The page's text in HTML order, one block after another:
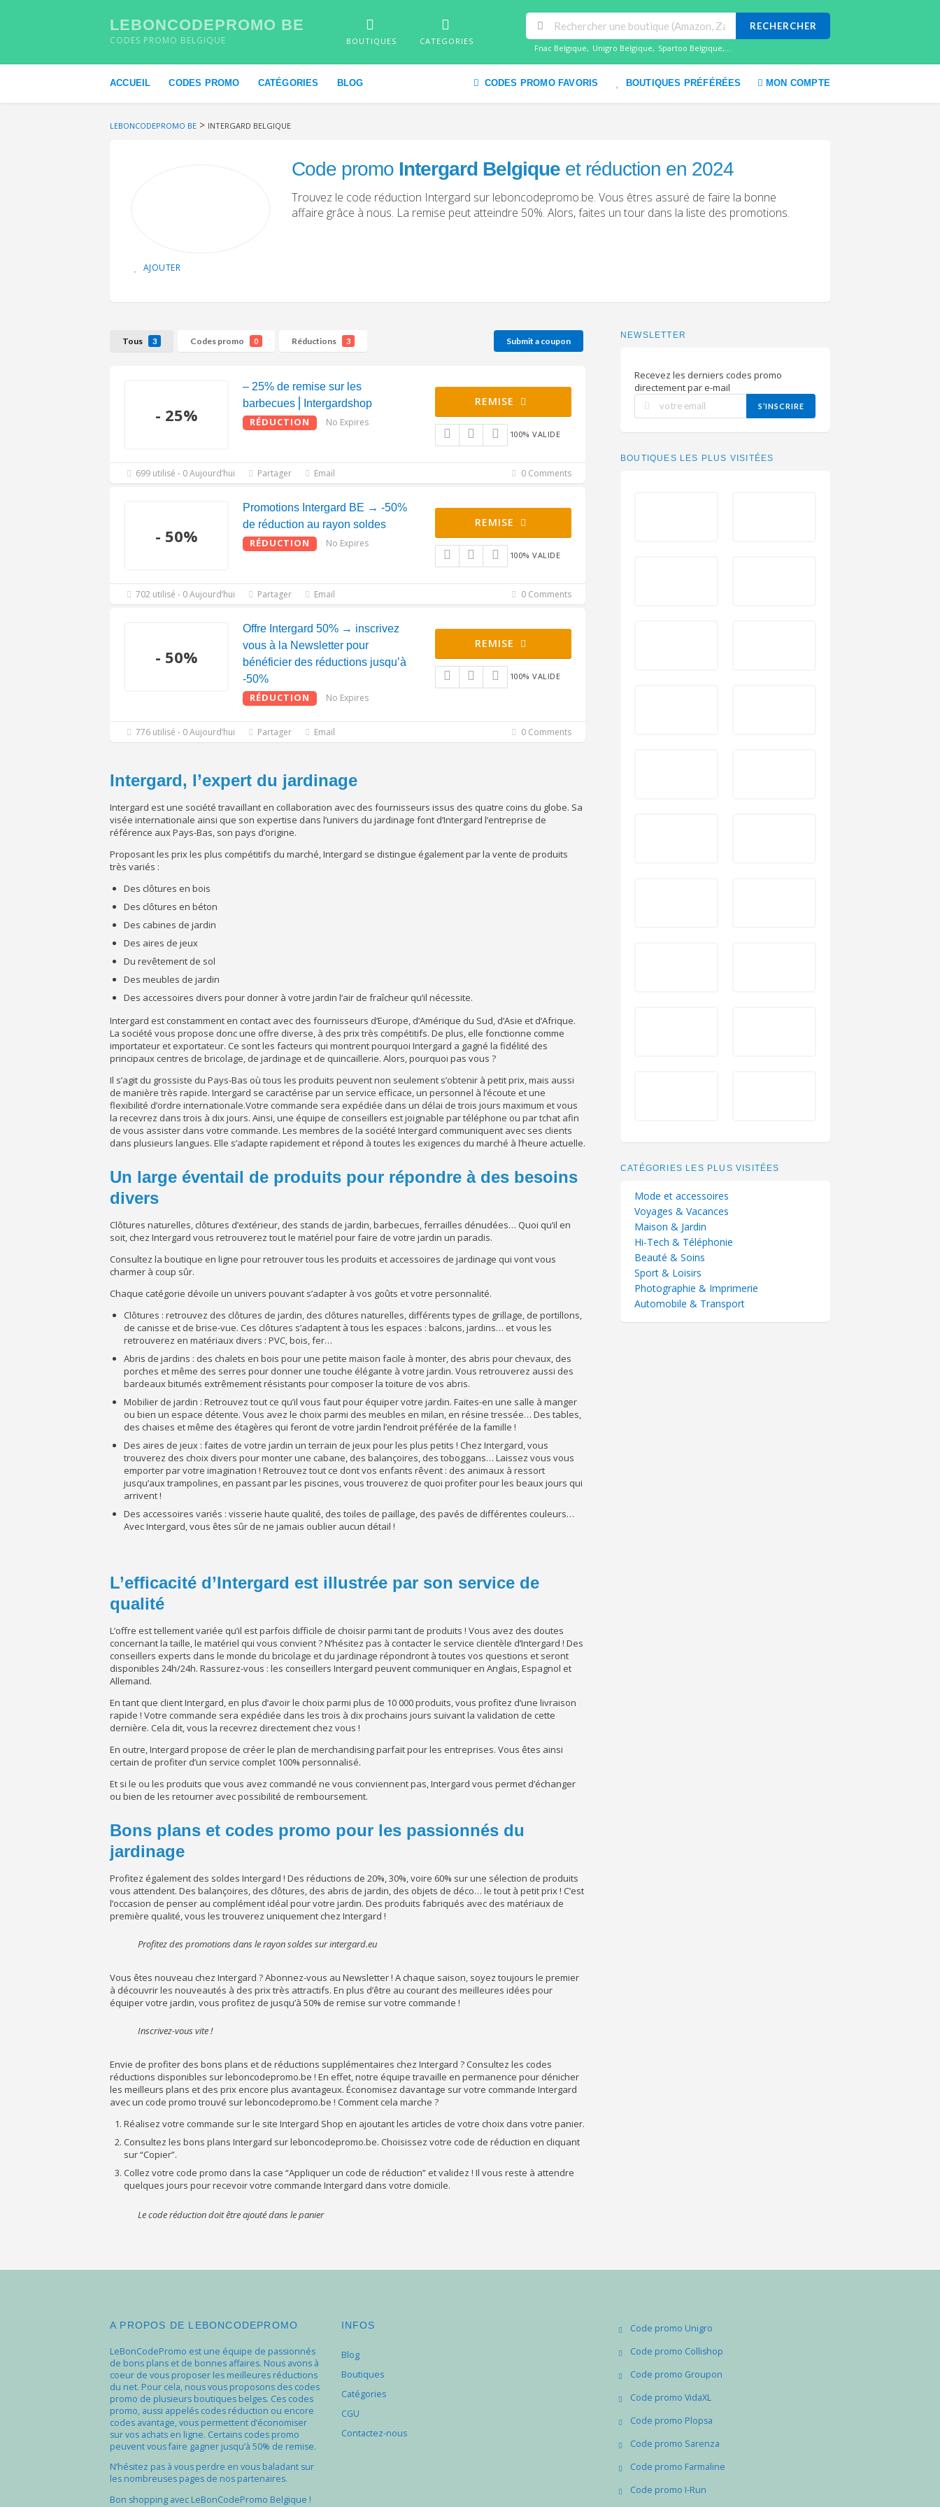
LEBONCODEPROMO BE
CODES PROMO BELGIQUE BOUTIQUES CATEGORIES
RECHERCHER
Fnac Belgique, Unigro Belgique, Spartoo Belgique,...
ACCUEIL CODES PROMO CATÉGORIES BLOG CODES PROMO FAVORIS BOUTIQUES PRÉFÉRÉES MON COMPTE
LEBONCODEPROMO BE > INTERGARD BELGIQUE
AJOUTER
Code promo Intergard Belgique et réduction en 2024
Trouvez le code réduction Intergard sur leboncodepromo.be. Vous êtres assuré de faire la bonne
affaire grâce à nous. La remise peut atteindre 50%. Alors, faites un tour dans la liste des promotions.
Tous 3 Codes promo 0 Réductions 3 Submit a coupon
- 25%
– 25% de remise sur les
barbecues⎪Intergardshop
RÉDUCTION No Expires
REMISE
100% VALIDE
699 utilisé - 0 Aujourd’hui Partager Email 0 Comments
- 50%
Promotions Intergard BE → -50%
de réduction au rayon soldes
RÉDUCTION No Expires
REMISE
100% VALIDE
702 utilisé - 0 Aujourd’hui Partager Email 0 Comments
- 50%
Offre Intergard 50% → inscrivez
vous à la Newsletter pour
bénéficier des réductions jusqu’à
-50%
RÉDUCTION No Expires
REMISE
100% VALIDE
776 utilisé - 0 Aujourd’hui Partager Email 0 Comments
Intergard, l’expert du jardinage
Intergard est une société travaillant en collaboration avec des fournisseurs issus des quatre coins du globe. Sa
visée internationale ainsi que son expertise dans l’univers du jardinage font d’Intergard l’entreprise de
référence aux Pays-Bas, son pays d’origine.
Proposant les prix les plus compétitifs du marché, Intergard se distingue également par la vente de produits
très variés :
Des clôtures en bois
Des clôtures en béton
Des cabines de jardin
Des aires de jeux
Du revêtement de sol
Des meubles de jardin
Des accessoires divers pour donner à votre jardin l’air de fraîcheur qu’il nécessite.
Intergard est constamment en contact avec des fournisseurs d’Europe, d’Amérique du Sud, d’Asie et d’Afrique.
La société vous propose donc une offre diverse, à des prix très compétitifs. De plus, elle fonctionne comme
importateur et exportateur. Ce sont les facteurs qui montrent pourquoi Intergard a gagné la fidélité des
principaux centres de bricolage, de jardinage et de quincaillerie. Alors, pourquoi pas vous ?
Il s’agit du grossiste du Pays-Bas où tous les produits peuvent non seulement s’obtenir à petit prix, mais aussi
de manière très rapide. Intergard se caractérise par un service efficace, un personnel à l’écoute et une
flexibilité d’ordre internationale.Votre commande sera expédiée dans un délai de trois jours maximum et vous
la recevrez dans trois à dix jours. Ainsi, une équipe de conseillers est joignable par téléphone ou par tchat afin
de vous assister dans votre commande. Les membres de la société Intergard communiquent avec ses clients
dans plusieurs langues. Elle s’adapte rapidement et répond à toutes les exigences du marché à l’heure actuelle.
Un large éventail de produits pour répondre à des besoins
divers
Clôtures naturelles, clôtures d’extérieur, des stands de jardin, barbecues, ferrailles dénudées… Quoi qu’il en
soit, chez Intergard vous retrouverez tout le matériel pour faire de votre jardin un paradis.
Consultez la boutique en ligne pour retrouver tous les produits et accessoires de jardinage qui vont vous
charmer à coup sûr.
Chaque catégorie dévoile un univers pouvant s’adapter à vos goûts et votre personnalité.
Clôtures : retrouvez des clôtures de jardin, des clôtures naturelles, différents types de grillage, de portillons,
de canisse et de brise-vue. Ces clôtures s’adaptent à tous les espaces : balcons, jardins… et vous les
retrouverez en matériaux divers : PVC, bois, fer…
Abris de jardins : des chalets en bois pour une petite maison facile à monter, des abris pour chevaux, des
porches et même des serres pour donner une touche élégante à votre jardin. Vous retrouverez aussi des
bardeaux bitumés extrêmement résistants pour composer la toiture de vos abris.
Mobilier de jardin : Retrouvez tout ce qu’il vous faut pour équiper votre jardin. Faites-en une salle à manger
ou bien un espace détente. Vous avez le choix parmi des meubles en milan, en résine tressée… Des tables,
des chaises et même des étagères qui feront de votre jardin l’endroit préférée de la famille !
Des aires de jeux : faites de votre jardin un terrain de jeux pour les plus petits ! Chez Intergard, vous
trouverez des choix divers pour monter une cabane, des balançoires, des toboggans… Laissez vous vous
emporter par votre imagination ! Retrouvez tout ce dont vos enfants rêvent : des animaux à ressort
jusqu’aux trampolines, en passant par les piscines, vous trouverez de quoi profiter pour les beaux jours qui
arrivent !
Des accessoires variés : visserie haute qualité, des toiles de paillage, des pavés de différentes couleurs…
Avec Intergard, vous êtes sûr de ne jamais oublier aucun détail !
L’efficacité d’Intergard est illustrée par son service de
qualité
L’offre est tellement variée qu’il est parfois difficile de choisir parmi tant de produits ! Vous avez des doutes
concernant la taille, le matériel qui vous convient ? N’hésitez pas à contacter le service clientèle d’Intergard ! Des
conseillers experts dans le monde du bricolage et du jardinage répondront à toutes vos questions et seront
disponibles 24h/24h. Rassurez-vous : les conseillers Intergard peuvent communiquer en Anglais, Espagnol et
Allemand.
En tant que client Intergard, en plus d’avoir le choix parmi plus de 10 000 produits, vous profitez d’une livraison
rapide ! Votre commande sera expédiée dans les trois à dix prochains jours suivant la validation de cette
dernière. Cela dit, vous la recevrez directement chez vous !
En outre, Intergard propose de créer le plan de merchandising parfait pour les entreprises. Vous êtes ainsi
certain de profiter d’un service complet 100% personnalisé.
Et si le ou les produits que vous avez commandé ne vous conviennent pas, Intergard vous permet d’échanger
ou bien de les retourner avec possibilité de remboursement.
Bons plans et codes promo pour les passionnés du
jardinage
Profitez également des soldes Intergard ! Des réductions de 20%, 30%, voire 60% sur une sélection de produits
vous attendent. Des balançoires, des clôtures, des abris de jardin, des objets de déco… le tout à petit prix ! C’est
l’occasion de penser au complément idéal pour votre jardin. Des produits fabriqués avec des matériaux de
première qualité, vous les trouverez uniquement chez Intergard !
Profitez des promotions dans le rayon soldes sur intergard.eu
Vous êtes nouveau chez Intergard ? Abonnez-vous au Newsletter ! A chaque saison, soyez toujours le premier
à découvrir les nouveautés à des prix très attractifs. En plus d’être au courant des meilleures idées pour
équiper votre jardin, vous profitez de jusqu’à 50% de remise sur votre commande !
Inscrivez-vous vite !
Envie de profiter des bons plans et de réductions supplémentaires chez Intergard ? Consultez les codes
réductions disponibles sur leboncodepromo.be ! En effet, notre équipe travaille en permanence pour dénicher
les meilleurs plans et des prix encore plus avantageux. Économisez davantage sur votre commande Intergard
avec un code promo trouvé sur leboncodepromo.be ! Comment cela marche ?
Réalisez votre commande sur le site Intergard Shop en ajoutant les articles de votre choix dans votre panier.
Consultez les bons plans Intergard sur leboncodepromo.be. Choisissez votre code de réduction en cliquant
sur “Copier”.
Collez votre code promo dans la case “Appliquer un code de réduction” et validez ! Il vous reste à attendre
quelques jours pour recevoir votre commande Intergard dans votre domicile.
Le code réduction doit être ajouté dans le panier
NEWSLETTER
Recevez les derniers codes promo
directement par e-mail
S’INSCRIRE
BOUTIQUES LES PLUS VISITÉES
CATÉGORIES LES PLUS VISITÉES
Mode et accessoires
Voyages & Vacances
Maison & Jardin
Hi-Tech & Téléphonie
Beauté & Soins
Sport & Loisirs
Photographie & Imprimerie
Automobile & Transport
A PROPOS DE LEBONCODEPROMO
LeBonCodePromo est une équipe de passionnés
de bons plans et de bonnes affaires. Nous avons à
coeur de vous proposer les meilleures réductions
du net. Pour cela, nous vous proposons des codes
promo de plusieurs boutiques belges. Ces codes
promo, aussi appelés codes réduction ou encore
codes avantage, vous permettent d’économiser
sur vos achats en ligne. Certains codes promo
peuvent vous faire gagner jusqu’à 50% de remise.
N’hésitez pas à vous perdre en vous baladant sur
les nombreuses pages de nos partenaires.
Bon shopping avec LeBonCodePromo Belgique !
INFOS
Blog
Boutiques
Catégories
CGU
Contactez-nous
Code promo Unigro
Code promo Collishop
Code promo Groupon
Code promo VidaXL
Code promo Plopsa
Code promo Sarenza
Code promo Farmaline
Code promo I-Run